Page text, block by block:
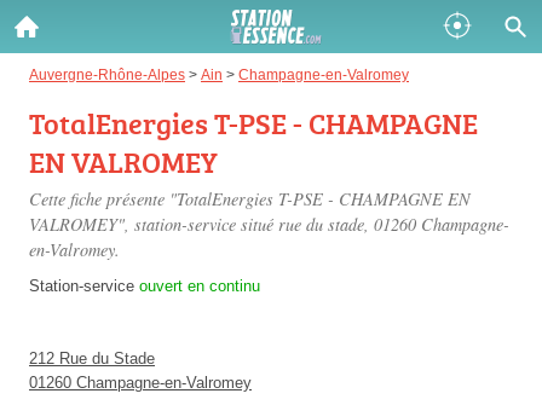
Auvergne-Rhône-Alpes > Ain > Champagne-en-Valromey
TotalEnergies T-PSE - CHAMPAGNE
EN VALROMEY
Cette fiche présente "TotalEnergies T-PSE - CHAMPAGNE EN
VALROMEY", station-service situé rue du stade, 01260 Champagne-
en-Valromey.
Station-service ouvert en continu
212 Rue du Stade
01260 Champagne-en-Valromey
Gazole :
Disponible Épuisé
SP 98 :
Disponible Épuisé